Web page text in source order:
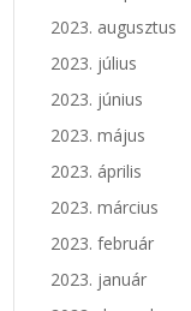
2023. augusztus
2023. július
2023. június
2023. május
2023. április
2023. március
2023. február
2023. január